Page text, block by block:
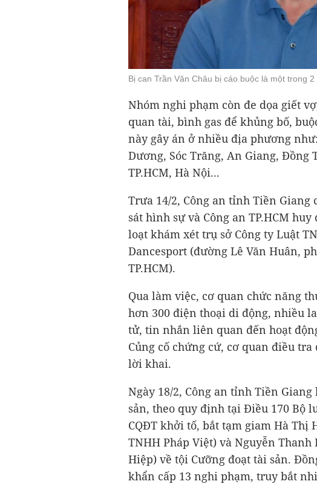
Bị can Trần Văn Châu bị cáo buộc là một trong
Nhóm nghi phạm còn đe dọa giết
quan tài, bình gas để khủng bố,
này gây án ở nhiều địa phương
Dương, Sóc Trăng, An Giang, Đồng
TP.HCM, Hà Nội...
Trưa 14/2, Công an tỉnh Tiền Giang
sát hình sự và Công an TP.HCM
loạt khám xét trụ sở Công ty Luật
Dancesport (đường Lê Văn Huân,
TP.HCM).
Qua làm việc, cơ quan chức năng
hơn 300 điện thoại di động, nhiều
tử, tin nhắn liên quan đến hoạt
Củng cố chứng cứ, cơ quan điều
lời khai.
Ngày 18/2, Công an tỉnh Tiền
sản, theo quy định tại Điều 170 Bộ
CQĐT khởi tố, bắt tạm giam Hà Thị
TNHH Pháp Việt) và Nguyễn
Hiệp) về tội Cưỡng đoạt tài sản.
khẩn cấp 13 nghi phạm, truy bắt